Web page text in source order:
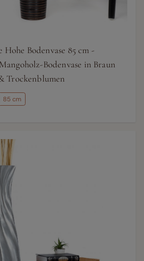
Hohe Bodenvase 85 cm -
Bodenvase in Braun
Trockenblumen
85 cm